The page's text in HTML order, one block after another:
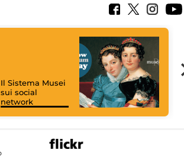
Il Sistema Musei
sui social
network